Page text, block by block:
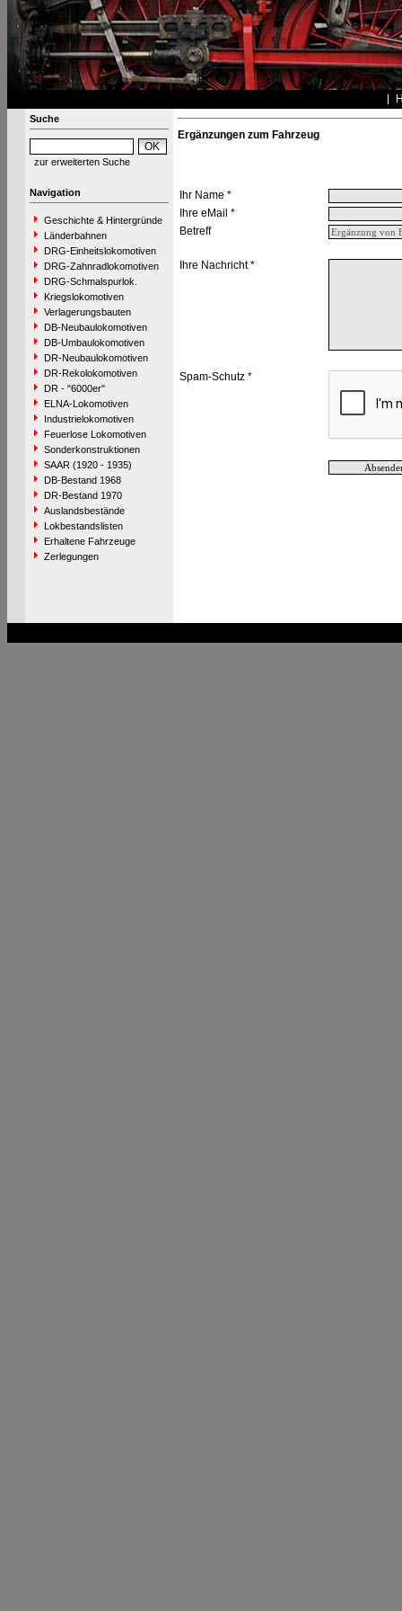
Suche
zur erweiterten Suche
Navigation
Geschichte & Hintergründe
Länderbahnen
DRG-Einheitslokomotiven
DRG-Zahnradlokomotiven
DRG-Schmalspurlok.
Kriegslokomotiven
Verlagerungsbauten
DB-Neubaulokomotiven
DB-Umbaulokomotiven
DR-Neubaulokomotiven
DR-Rekolokomotiven
DR - "6000er"
ELNA-Lokomotiven
Industrielokomotiven
Feuerlose Lokomotiven
Sonderkonstruktionen
SAAR (1920 - 1935)
DB-Bestand 1968
DR-Bestand 1970
Auslandsbestände
Lokbestandslisten
Erhaltene Fahrzeuge
Zerlegungen
Ergänzungen zum Fahrzeug
Ihr Name *
Ihre eMail *
Betreff
Ihre Nachricht *
Spam-Schutz *